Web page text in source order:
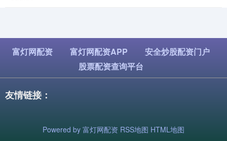
富灯网配资 富灯网配资APP
安全炒股配资门户
股票配资查询平台
友情链接：
Powered by 富灯网配资 RSS地图 HTML地图